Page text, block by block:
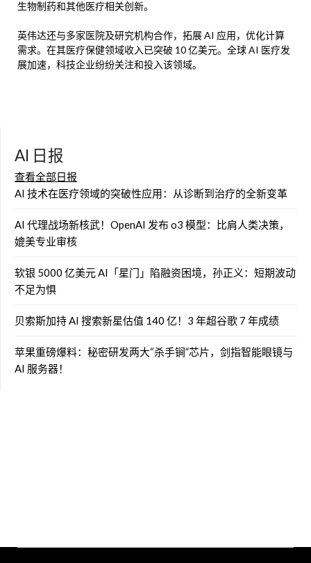
生物制药和其他医疗相关创新。
英伟达还与多家医院及研究机构合作，拓展 AI 应用，优化计算
需求。在其医疗保健领域收入已突破 10 亿美元。全球 AI 医疗发
展加速，科技企业纷纷关注和投入该领域。
AI 日报
查看全部日报
AI 技术在医疗领域的突破性应用：从诊断到治疗的全新变革
AI 代理战场新核武！OpenAI 发布 o3 模型：比肩人类决策，
媲美专业审核
软银 5000 亿美元 AI「星门」陷融资困境，孙正义：短期波动
不足为惧
贝索斯加持 AI 搜索新星估值 140 亿！3 年超谷歌 7 年成绩
苹果重磅爆料：秘密研发两大“杀手锏”芯片，剑指智能眼镜与
AI 服务器！